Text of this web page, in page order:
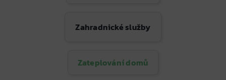
Zahradnické služby
Zateplování domů